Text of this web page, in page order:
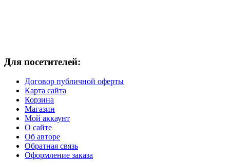
Для посетителей:
Договор публичной оферты
Карта сайта
Корзина
Магазин
Мой аккаунт
О сайте
Об авторе
Обратная связь
Оформление заказа